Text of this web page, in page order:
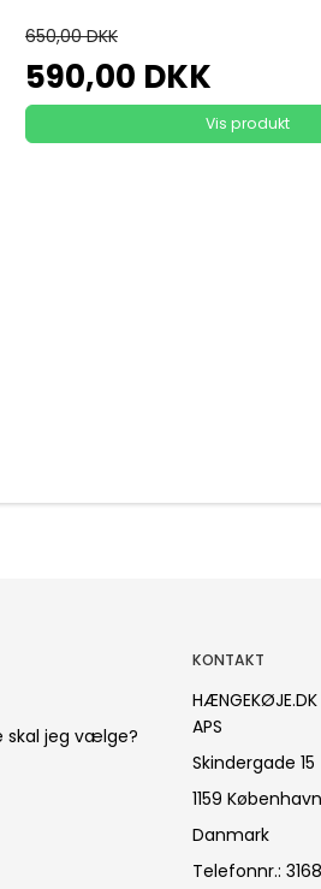
650,00 DKK
590,00 DKK
Vis produkt
skal jeg vælge?
KONTAKT
HÆNGEKØJE.DK
APS
Skindergade 15
1159
Danmark
Telefonnr.: